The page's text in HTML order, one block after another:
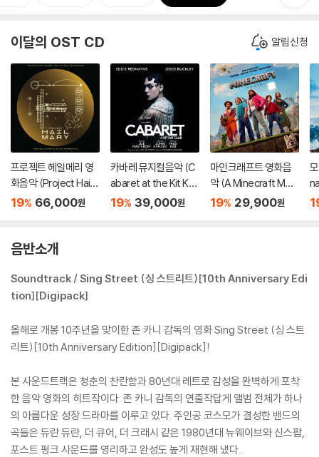
이달의 OST CD 알림신청
프로젝트 헤일메리 영
화음악 (Project Hail
Mary - Original Soun
19% 66,000원
카바레 뮤지컬음악 (C
abaret at the Kit Kat
Club OST by John K
19% 39,000원
마인크래프트 영화음
악 (A Minecraft Movi
e Original Soundtrac
19% 29,900원
음반소개
Soundtrack / Sing Street (싱 스트리트)[10th Anniversary Edi
tion][Digipack]
올해로 개봉 10주년을 맞이한 존 카니 감독의 영화 Sing Street (싱 스트
리트)[10th Anniversary Edition][Digipack]!
본 사운드트랙은 청춘의 찬란함과 80년대 레트로 감성을 완벽하게 포착
한 음악 영화의 히트작이다. 존 카니 감독의 연출작답게 앨범 전체가 하나
의 아름다운 성장 드라마를 이루고 있다. 주인공 코스모가 결성한 밴드의
곡들은 듀란 듀란, 더 큐어, 더 크래시 같은 1980년대 뉴웨이브와 신스팝,
포스트 펑크 사운드를 영리하고 완성도 높게 재현해 냈다..